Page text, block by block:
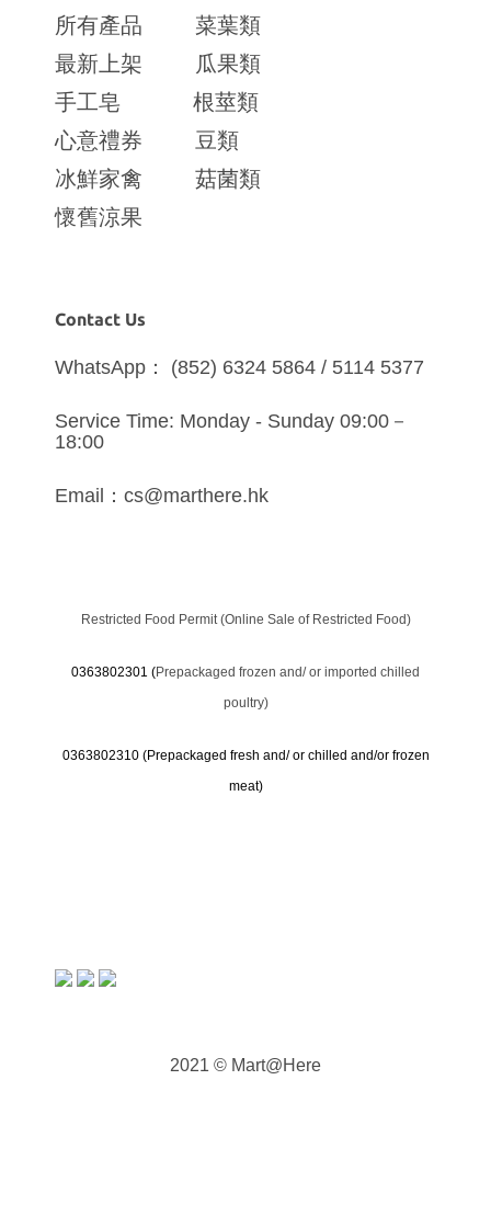
所有產品
菜葉類
最新上架
瓜果類
手工皂
根莖類
心意禮券
豆類
冰鮮家禽
菇菌類
懷舊涼果
Contact Us
WhatsApp： (852) 6324 5864 / 5114 5377
Service Time: Monday - Sunday 09:00－
18:00
Email：cs@marthere.hk
Restricted Food Permit (Online Sale of Restricted Food)
0363802301 (Prepackaged frozen and/ or imported chilled
poultry)
0363802310 (Prepackaged fresh and/ or chilled and/or frozen
meat)
2021 © Mart@Here